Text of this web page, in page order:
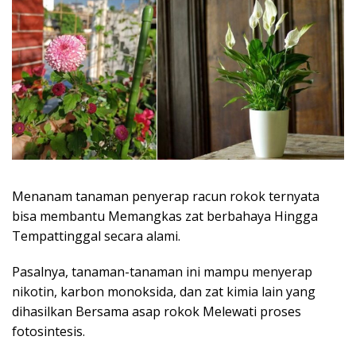
Menanam tanaman penyerap racun rokok ternyata
bisa membantu Memangkas zat berbahaya Hingga
Tempattinggal secara alami.
Pasalnya, tanaman-tanaman ini mampu menyerap
nikotin, karbon monoksida, dan zat kimia lain yang
dihasilkan Bersama asap rokok Melewati proses
fotosintesis.